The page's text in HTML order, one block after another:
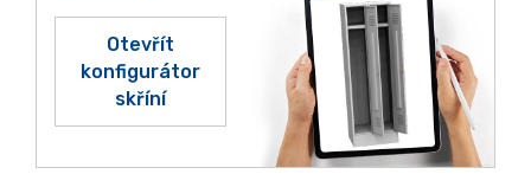
Otevřít
konfigurátor
skříní